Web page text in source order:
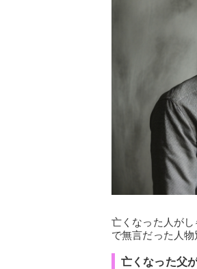
亡くなった人が
で無言だった人物
亡くなった父